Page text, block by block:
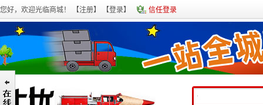
您好，欢迎光临商城！ 【注册】 【登录】 信任登录